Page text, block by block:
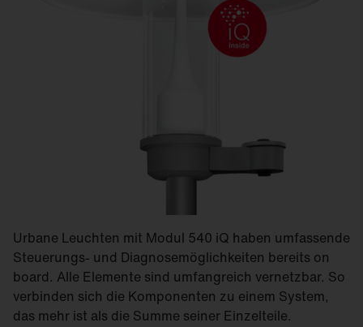
Urbane Leuchten mit Modul 540 iQ haben umfassende
Steuerungs- und Diagnosemöglichkeiten bereits on
board. Alle Elemente sind umfangreich vernetzbar. So
verbinden sich die Komponenten zu einem System,
das mehr ist als die Summe seiner Einzelteile.